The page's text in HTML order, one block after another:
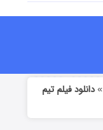
»دانلود فیلم تیم